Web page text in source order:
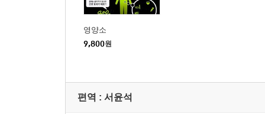
영양소
9,800원
편역 : 서윤석